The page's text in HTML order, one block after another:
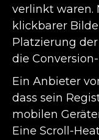
verlinkt waren.
klickbarer
Platzierung
die Conversion-
Ein Anbieter
dass sein
mobilen
Eine Scroll-